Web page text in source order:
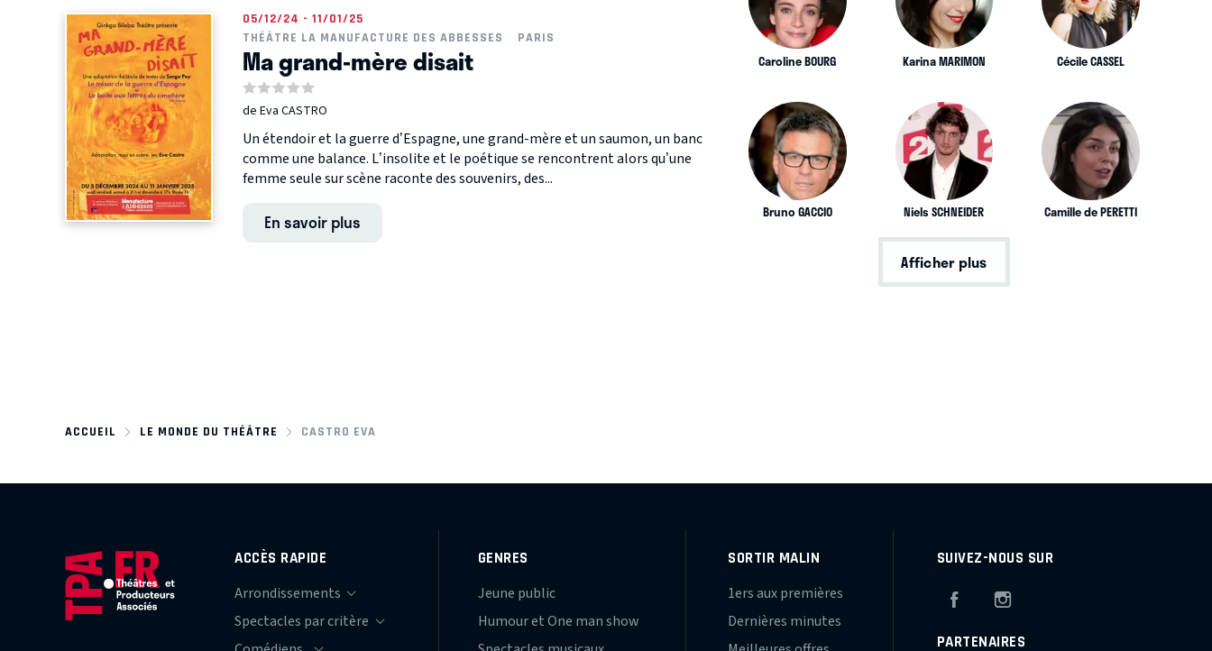
05/12/24 - 11/01/25
THÉÂTRE LA MANUFACTURE DES ABBESSES
PARIS
Ma grand-mère disait
de Eva CASTRO
Un étendoir et la guerre d’Espagne, une grand-mère et un saumon, un banc
comme une balance. L’insolite et le poétique se rencontrent alors qu’une
femme seule sur scène raconte des souvenirs, des...
En savoir plus
Caroline BOURG Karina MARIMON Cécile CASSEL
Bruno GACCIO Niels SCHNEIDER Camille de PERETTI
Afficher plus
ACCUEIL LE MONDE DU THÉÂTRE CASTRO EVA
ACCÈS RAPIDE GENRES
Jeune public
Humour et One man show
SORTIR MALIN
1ers aux premières
Dernières minutes
SUIVEZ-NOUS SUR
Facebook
PARTENAIRES